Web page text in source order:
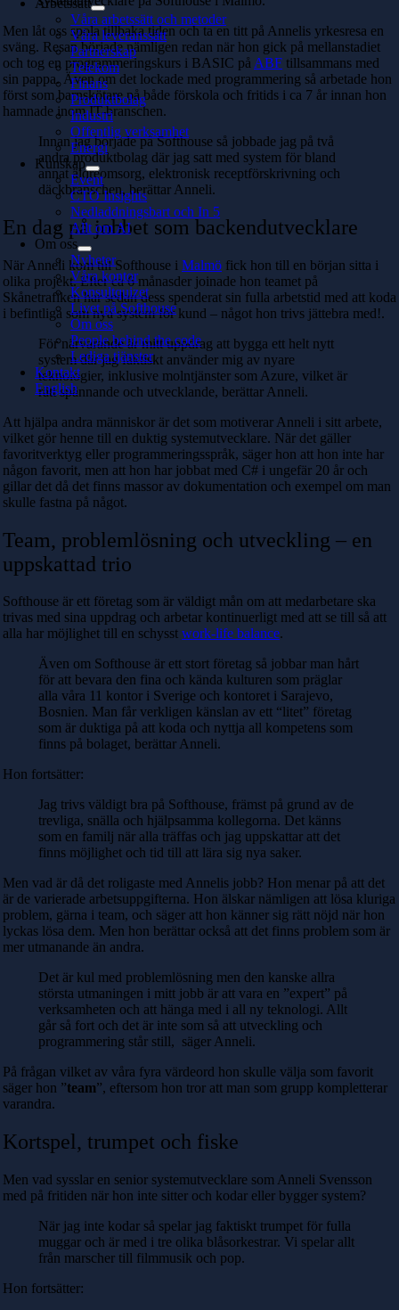
Arbetssätt
Våra arbetssätt och metoder
Våra leveranssätt
Partnerskap
Telekom
Finans
Produktbolag
Industri
Offentlig verksamhet
Energi
Kunskap
Event
CTO Insights
Nedladdningsbart och In 5
Allt om AI
Om oss
Nyheter
Våra kontor
Konsultquizet
Livet på Softhouse
Om oss
People behind the code
Lediga tjänster
Kontakt
English
Men låt oss spola tillbaka tiden och ta en titt på Annelis yrkesresa en
sväng. Resan började nämligen redan när hon gick på mellanstadiet
och tog en programmeringskurs i BASIC på ABF tillsammans med
sin pappa. Även om det lockade med programmering så arbetade hon
först som barnskötare på både förskola och fritids i ca 7 år innan hon
hamnade inom IT-branschen.
Innan jag började på Softhouse så jobbade jag på två
andra produktbolag där jag satt med system för bland
annat äldreomsorg, elektronisk receptförskrivning och
däckbranschen, berättar Anneli.
En dag på jobbet som backendutvecklare
När Anneli kom till Softhouse i Malmö fick hon till en början sitta i
olika projekt. Efter ca 6 månasder joinade hon teamet på
Skånetrafiken har sedan dess spenderat sin fulla arbetstid med att koda
i befintliga som nya system för kund – något hon trivs jättebra med!.
För närvarande är mitt uppdrag att bygga ett helt nytt
system där jag faktiskt använder mig av nyare
teknologier, inklusive molntjänster som Azure, vilket är
rätt spännande och utvecklande, berättar Anneli.
Att hjälpa andra människor är det som motiverar Anneli i sitt arbete,
vilket gör henne till en duktig systemutvecklare. När det gäller
favoritverktyg eller programmeringsspråk, säger hon att hon inte har
någon favorit, men att hon har jobbat med C# i ungefär 20 år och
gillar det då det finns massor av dokumentation och exempel om man
skulle fastna på något.
Team, problemlösning och utveckling – en
uppskattad trio
Softhouse är ett företag som är väldigt mån om att medarbetare ska
trivas med sina uppdrag och arbetar kontinuerligt med att se till så att
alla har möjlighet till en schysst work-life balance.
Även om Softhouse är ett stort företag så jobbar man hårt
för att bevara den fina och kända kulturen som präglar
alla våra 11 kontor i Sverige och kontoret i Sarajevo,
Bosnien. Man får verkligen känslan av ett “litet” företag
som är duktiga på att koda och nyttja all kompetens som
finns på bolaget, berättar Anneli.
Hon fortsätter:
Jag trivs väldigt bra på Softhouse, främst på grund av de
trevliga, snälla och hjälpsamma kollegorna. Det känns
som en familj när alla träffas och jag uppskattar att det
finns möjlighet och tid till att lära sig nya saker.
Men vad är då det roligaste med Annelis jobb? Hon menar på att det
är de varierade arbetsuppgifterna. Hon älskar nämligen att lösa kluriga
problem, gärna i team, och säger att hon känner sig rätt nöjd när hon
lyckas lösa dem. Men hon berättar också att det finns problem som är
mer utmanande än andra.
Det är kul med problemlösning men den kanske allra
största utmaningen i mitt jobb är att vara en ”expert” på
verksamheten och att hänga med i all ny teknologi. Allt
går så fort och det är inte som så att utveckling och
programmering står still, säger Anneli.
På frågan vilket av våra fyra värdeord hon skulle välja som favorit
säger hon ”team”, eftersom hon tror att man som grupp kompletterar
varandra.
Kortspel, trumpet och fiske
Men vad sysslar en senior systemutvecklare som Anneli Svensson
med på fritiden när hon inte sitter och kodar eller bygger system?
När jag inte kodar så spelar jag faktiskt trumpet för fulla
muggar och är med i tre olika blåsorkestrar. Vi spelar allt
från marscher till filmmusik och pop.
Hon fortsätter: